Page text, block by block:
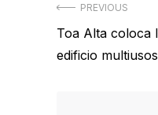
PostPREVIOUS
Previous
post:
Toa Alta coloca
edificio